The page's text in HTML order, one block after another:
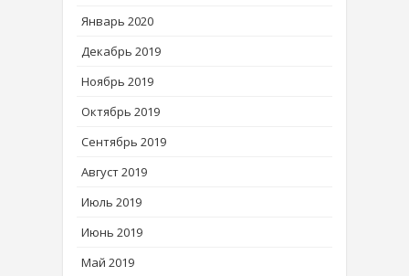
Январь 2020
Декабрь 2019
Ноябрь 2019
Октябрь 2019
Сентябрь 2019
Август 2019
Июль 2019
Июнь 2019
Май 2019